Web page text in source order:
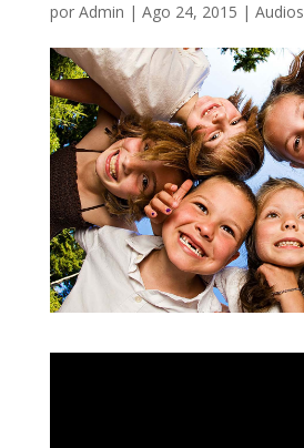
por Admin | Ago 24, 2015 | Audios